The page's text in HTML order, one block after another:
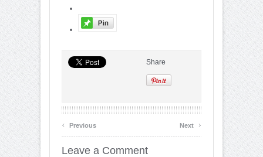
Share
‹ Previous Next ›
Leave a Comment